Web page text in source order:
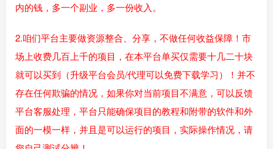
内的钱，多一个副业，多一份收入。
2.咱们平台主要做资源整合、分享，不做任何收益保障！市
场上收费几百上千的项目，在本平台单买仅需要十几二十块
就可以买到（升级平台会员/代理可以免费下载学习）！并不
存在任何欺骗的情况，如果你对当前项目不满意，可以反馈
平台客服处理，平台只能确保项目的教程和附带的软件和外
面的一模一样，并且是可以运行的项目，实际操作情况，请